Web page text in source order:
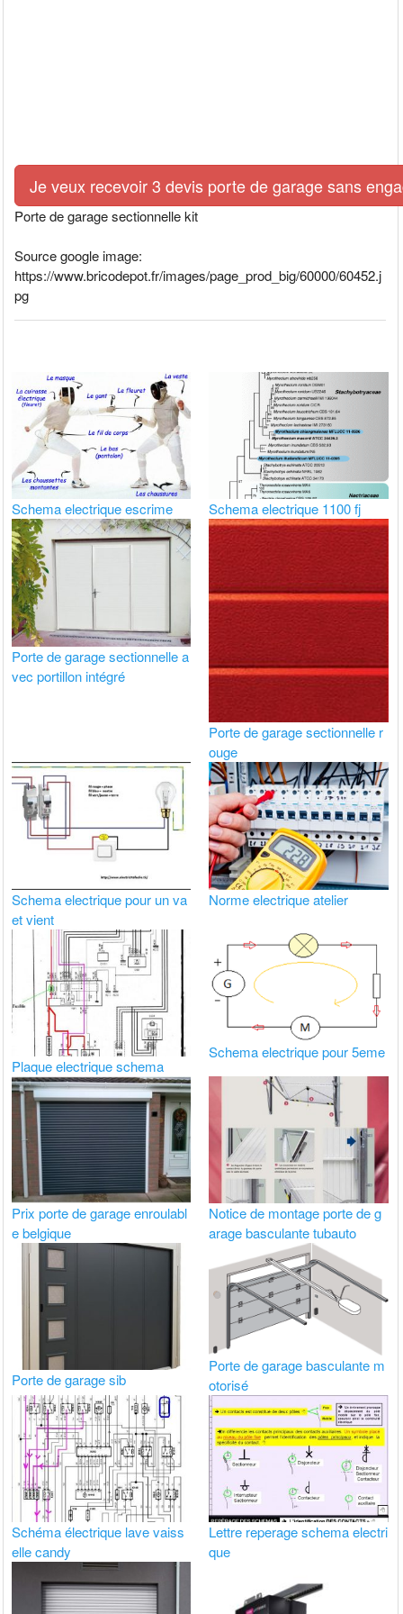
Je veux recevoir 3 devis porte de garage sans
Porte de garage sectionnelle kit
Source google image:
https://www.bricodepot.fr/images/page_prod_big/60000/60452.j
pg
Schema electrique escrime Schema electrique 1100 fj
Porte de garage sectionnelle a
vec portillon intégré
Porte de garage sectionnelle r
ouge
Schema electrique pour un va
et vient
Norme electrique atelier
Plaque electrique schema
Schema electrique pour 5eme
Prix porte de garage enroulabl
e belgique
Notice de montage porte de g
arage basculante tubauto
Porte de garage sib
Porte de garage basculante m
otorisé
Schéma électrique lave vaiss
elle candy
Lettre reperage schema electri
que